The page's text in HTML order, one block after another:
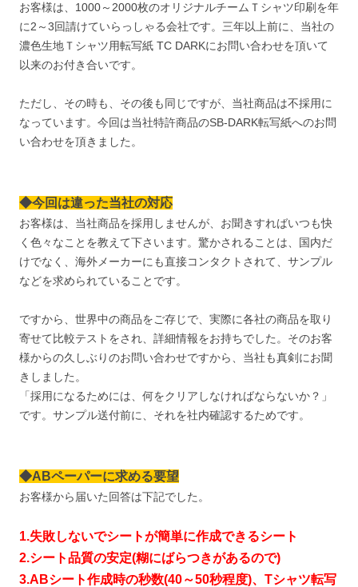
お客様は、1000～2000枚のオリジナルチームＴシャツ印刷を年
に2～3回請けていらっしゃる会社です。三年以上前に、当社の
濃色生地Ｔシャツ用転写紙 TC DARKにお問い合わせを頂いて
以来のお付き合いです。
ただし、その時も、その後も同じですが、当社商品は不採用に
なっています。今回は当社特許商品のSB-DARK転写紙へのお問
い合わせを頂きました。
◆今回は違った当社の対応
お客様は、当社商品を採用しませんが、お聞きすればいつも快
く色々なことを教えて下さいます。驚かされることは、国内だ
けでなく、海外メーカーにも直接コンタクトされて、サンプル
などを求められていることです。
ですから、世界中の商品をご存じで、実際に各社の商品を取り
寄せて比較テストをされ、詳細情報をお持ちでした。そのお客
様からの久しぶりのお問い合わせですから、当社も真剣にお聞
きしました。
「採用になるためには、何をクリアしなければならないか？」
です。サンプル送付前に、それを社内確認するためです。
◆ABペーパーに求める要望
お客様から届いた回答は下記でした。
1.失敗しないでシートが簡単に作成できるシート
2.シート品質の安定(糊にばらつきがあるので)
3.ABシート作成時の秒数(40～50秒程度)、Tシャツ転写